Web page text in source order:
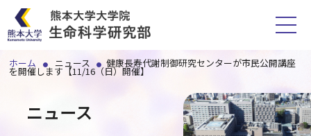
ホーム ニュース 健康長寿代謝制御研究センターが市民公開講座
を開催します【11/16（日）開催】
ニュース
研究部紹介